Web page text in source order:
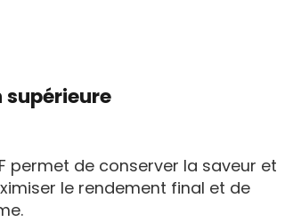
permet de conserver la saveur et
le rendement final et de